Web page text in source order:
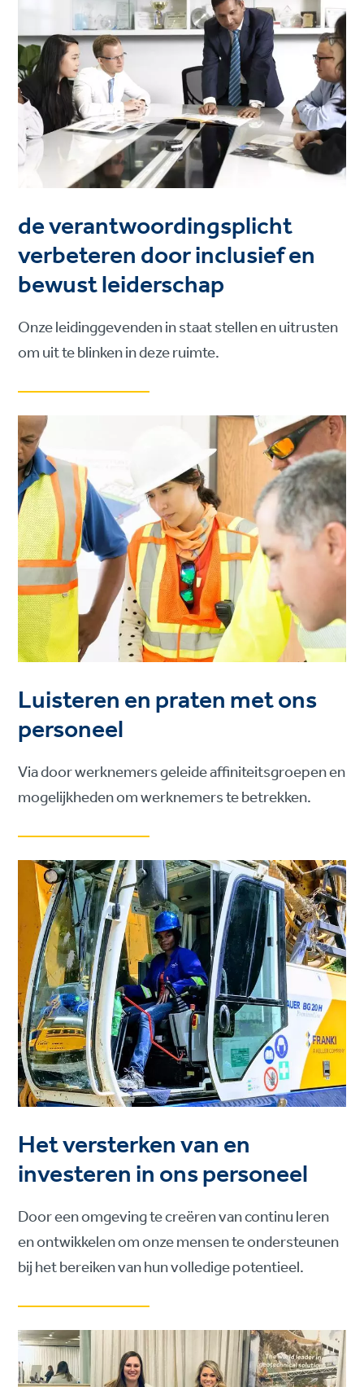
de verantwoordingsplicht
verbeteren door inclusief en
bewust leiderschap
Onze leidinggevenden in staat stellen en uitrusten
om uit te blinken in deze ruimte.
Luisteren en praten met ons
personeel
Via door werknemers geleide affiniteitsgroepen en
mogelijkheden om werknemers te betrekken.
Het versterken van en
investeren in ons personeel
Door een omgeving te creëren van continu leren
en ontwikkelen om onze mensen te ondersteunen
bij het bereiken van hun volledige potentieel.